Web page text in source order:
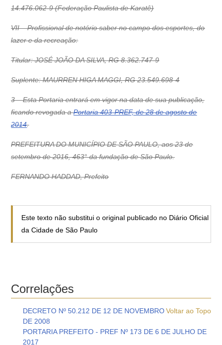
14.476.062-9 (Federação Paulista de Karatê)
VII – Profissional de notório saber no campo dos esportes, do
lazer e da recreação:
Titular: JOSÉ JOÃO DA SILVA, RG 8.362.747-9
Suplente: MAURREN HIGA MAGGI, RG 23.549.698-4
3 – Esta Portaria entrará em vigor na data de sua publicação,
ficando revogada aPortaria 403-PREF, de 28 de agosto de
2014.
PREFEITURA DO MUNICÍPIO DE SÃO PAULO, aos 23 de
setembro de 2016, 463° da fundação de São Paulo.
FERNANDO HADDAD, Prefeito
Este texto não substitui o original publicado no Diário Oficial
da Cidade de São Paulo
Correlações
Voltar ao Topo
DECRETO Nº 50.212 DE 12 DE NOVEMBRO
DE 2008
PORTARIA PREFEITO - PREF Nº 173 DE 6 DE JULHO DE
2017